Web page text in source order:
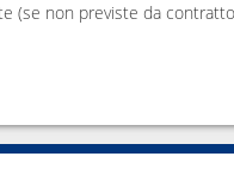
(se non previste da